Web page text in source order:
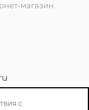
магазин
34/1
с